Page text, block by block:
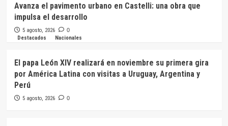
Avanza el pavimento urbano en Castelli: una obra que
impulsa el desarrollo
5 agosto, 2026 0
Destacados Nacionales
El papa León XIV realizará en noviembre su primera gira
por América Latina con visitas a Uruguay, Argentina y
Perú
5 agosto, 2026 0